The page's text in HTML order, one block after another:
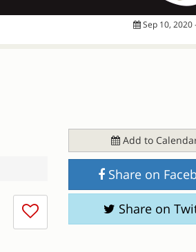
Sep 10, 2020
I
don't
Add to
Share on
Share on